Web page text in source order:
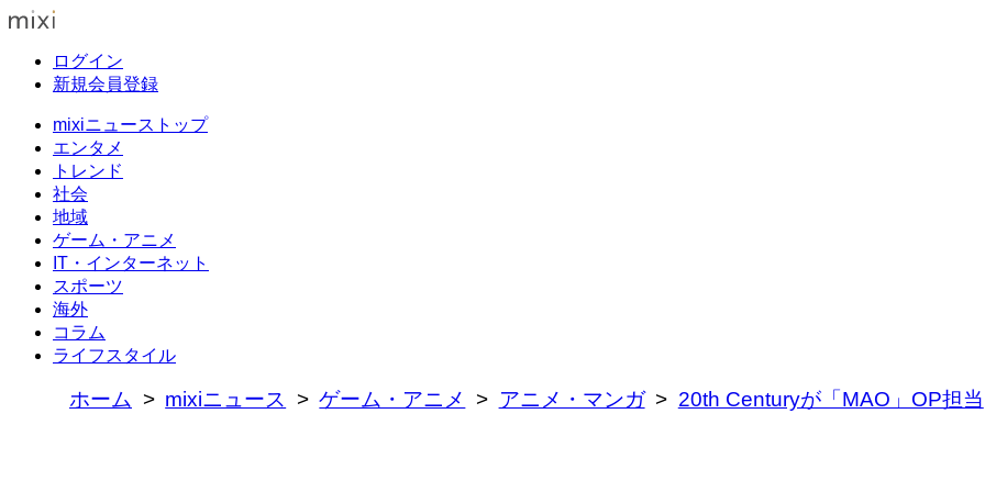
ログイン
新規会員登録
mixiニューストップ
エンタメ
トレンド
社会
地域
ゲーム・アニメ
IT・インターネット
スポーツ
海外
コラム
ライフスタイル
ホーム mixiニュース ゲーム・アニメ アニメ・マンガ 20th Centuryが「MAO」OP担当